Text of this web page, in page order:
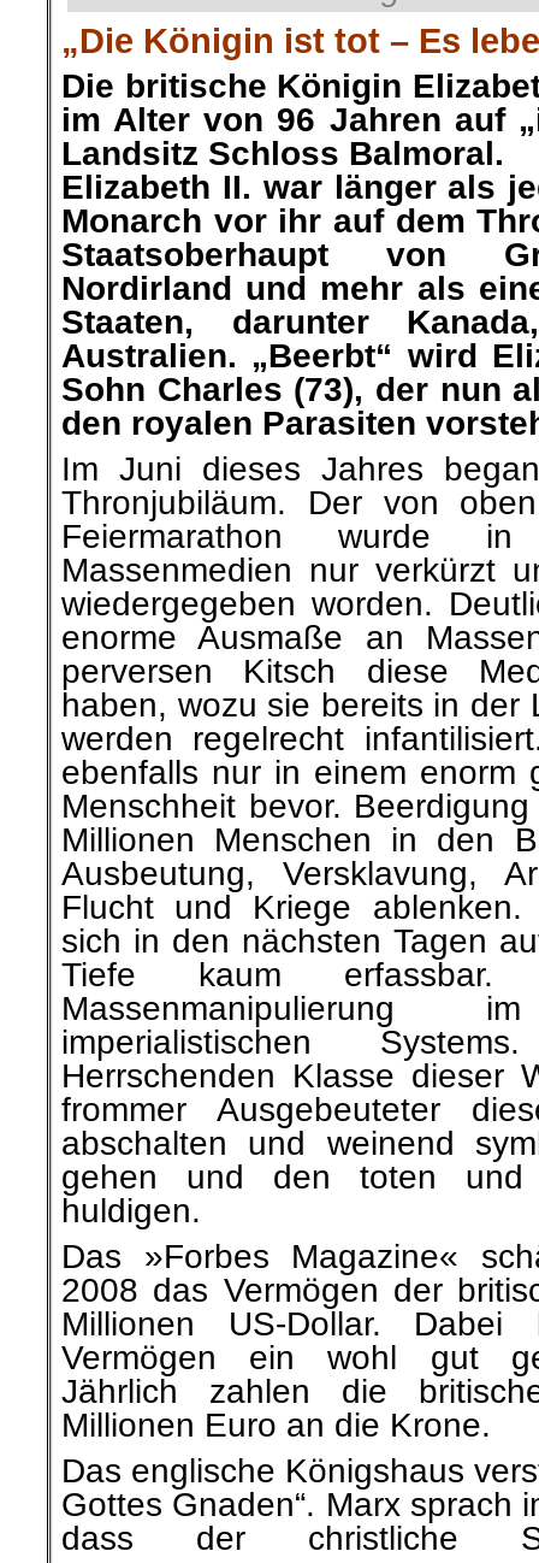
„Die Königin ist tot – Es
Die britische Königin
im Alter von 96 Jahren auf
Landsitz Schloss Balmoral.
Elizabeth II. war länger als
Monarch vor ihr auf dem
Staatsoberhaupt von
Nordirland und mehr als
Staaten, darunter
Australien. „Beerbt“ wird
Sohn Charles (73), der nun
den royalen Parasiten
Im Juni dieses Jahres
Thronjubiläum. Der von
Feiermarathon wurde
Massenmedien nur verkürzt
wiedergegeben worden.
enorme Ausmaße an
perversen Kitsch diese
haben, wozu sie bereits in
werden regelrecht
ebenfalls nur in einem enorm
Menschheit bevor.
Millionen Menschen in den
Ausbeutung, Versklavung,
Flucht und Kriege
sich in den nächsten Tagen
Tiefe kaum
imperialistischen
Herrschenden Klasse dieser
frommer Ausgebeuteter
abschalten und weinend
gehen und den toten und
huldigen.
Das »Forbes Magazine«
2008 das Vermögen der
Millionen US-Dollar.
Vermögen ein wohl gut
Jährlich zahlen die
Millionen Euro an die Krone.
Das englische Königshaus
Gottes Gnaden“. Marx sprach
dass der christliche